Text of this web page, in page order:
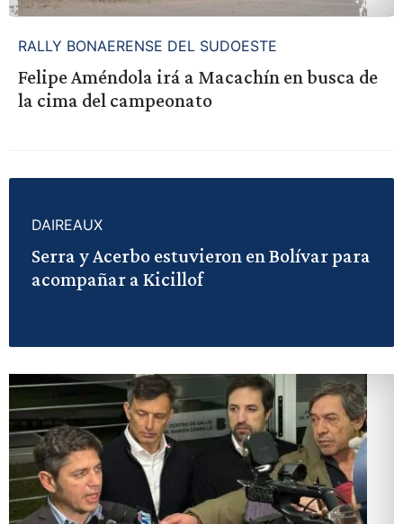
RALLY BONAERENSE DEL SUDOESTE
Felipe Améndola irá a Macachín en busca de
la cima del campeonato
DAIREAUX
Serra y Acerbo estuvieron en Bolívar para
acompañar a Kicillof